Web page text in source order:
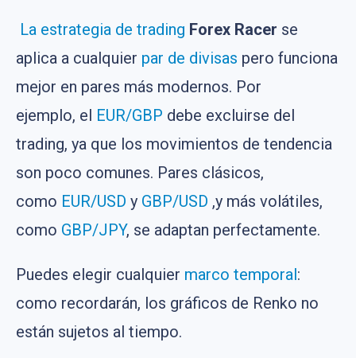
La estrategia de trading Forex Racer se
aplica a cualquier par de divisas pero funciona
mejor en pares más modernos. Por
ejemplo, el EUR/GBP debe excluirse del
trading, ya que los movimientos de tendencia
son poco comunes. Pares clásicos,
como EUR/USD y GBP/USD ,y más volátiles,
como GBP/JPY, se adaptan perfectamente.
Puedes elegir cualquier marco temporal:
como recordarán, los gráficos de Renko no
están sujetos al tiempo.